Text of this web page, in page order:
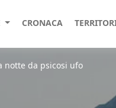
CRONACA
notte da psicosi ufo